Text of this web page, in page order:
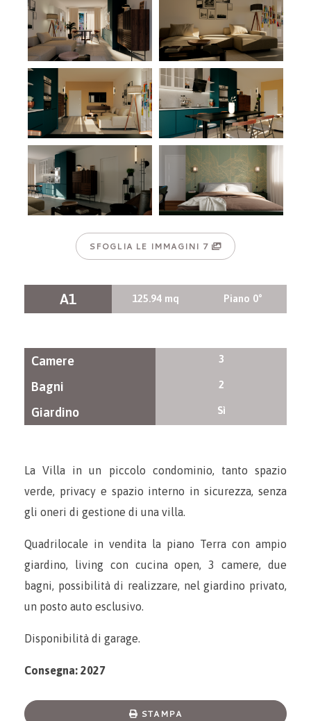
SFOGLIA LE IMMAGINI 7
A1 125.94 mq Piano 0°
Camere 3
Bagni 2
Giardino Sì
La Villa in un piccolo condominio, tanto spazio
verde, privacy e spazio interno in sicurezza, senza
gli oneri di gestione di una villa.
Quadrilocale in vendita la piano Terra con ampio
giardino, living con cucina open, 3 camere, due
bagni, possibilità di realizzare, nel giardino privato,
un posto auto esclusivo.
Disponibilità di garage.
Consegna: 2027
STAMPA